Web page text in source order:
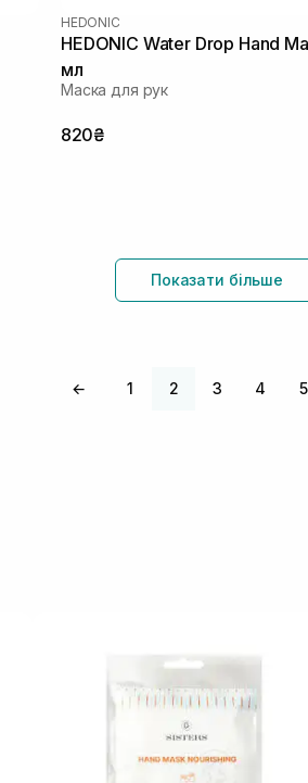
HEDONIC
HEDONIC Water Drop Hand
мл
Маска для рук
820₴
Показати більше
← 1 2 3 4 5